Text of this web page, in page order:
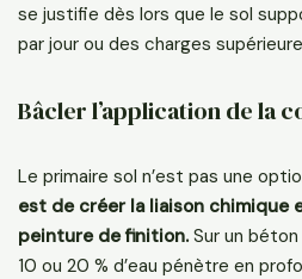
se justifie dès lors que le sol
par jour ou des charges
Bâcler l’application de la
Le primaire sol n’est pas une
est de créer la liaison chimique
peinture de finition. Sur un
10 ou 20 % d’eau pénètre en